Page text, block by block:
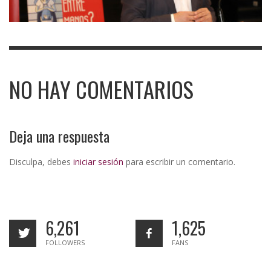
NO HAY COMENTARIOS
Deja una respuesta
Disculpa, debes iniciar sesión para escribir un comentario.
6,261
FOLLOWERS
1,625
FANS